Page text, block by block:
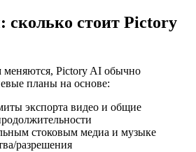
стоит Pictory
меняются, Pictory AI обычно
планы на основе:
экспорта видео и общие
стоковым медиа и музыке
разрешения